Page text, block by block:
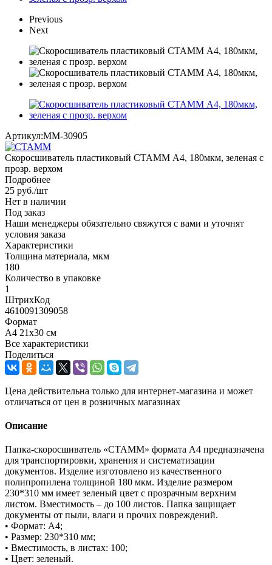
Previous
Next
Артикул:ММ-30905
Скоросшиватель пластиковый СТАММ А4, 180мкм, зеленая с
прозр. верхом
Подробнее
25 руб./шт
Нет в наличии
Под заказ
Наши менеджеры обязательно свяжутся с вами и уточнят
условия заказа
Характеристики
Толщина материала, мкм
180
Количество в упаковке
1
ШтрихКод
4610091309058
Формат
A4 21х30 см
Все характеристики
Поделиться
Цена действительна только для интернет-магазина и может
отличаться от цен в розничных магазинах
Описание
Папка-скоросшиватель «СТАММ» формата А4 предназначена
для транспортировки, хранения и систематизации
документов. Изделие изготовлено из качественного
полипропилена толщиной 180 мкм. Изделие размером
230*310 мм имеет зеленый цвет с прозрачным верхним
листом. Вместимость – до 100 листов. Папка защищает
документы от пыли, влаги и прочих повреждений.
• Формат: А4;
• Размер: 230*310 мм;
• Вместимость, в листах: 100;
• Цвет: зеленый.